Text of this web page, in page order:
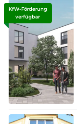
KfW-Förderung
verfügbar